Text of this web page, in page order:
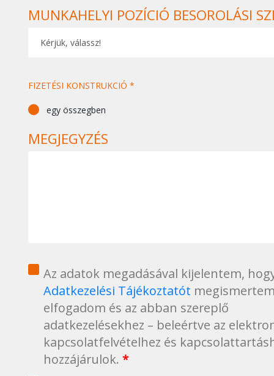
MUNKAHELYI POZÍCIÓ BESOROLÁSI
FIZETÉSI KONSTRUKCIÓ *
egy összegben
MEGJEGYZÉS
1
Az adatok megadásával kijelentem,
Adatkezelési Tájékoztatót
elfogadom és az abban szereplő
adatkezelésekhez – beleértve az
kapcsolatfelvételhez és
hozzájárulok.*